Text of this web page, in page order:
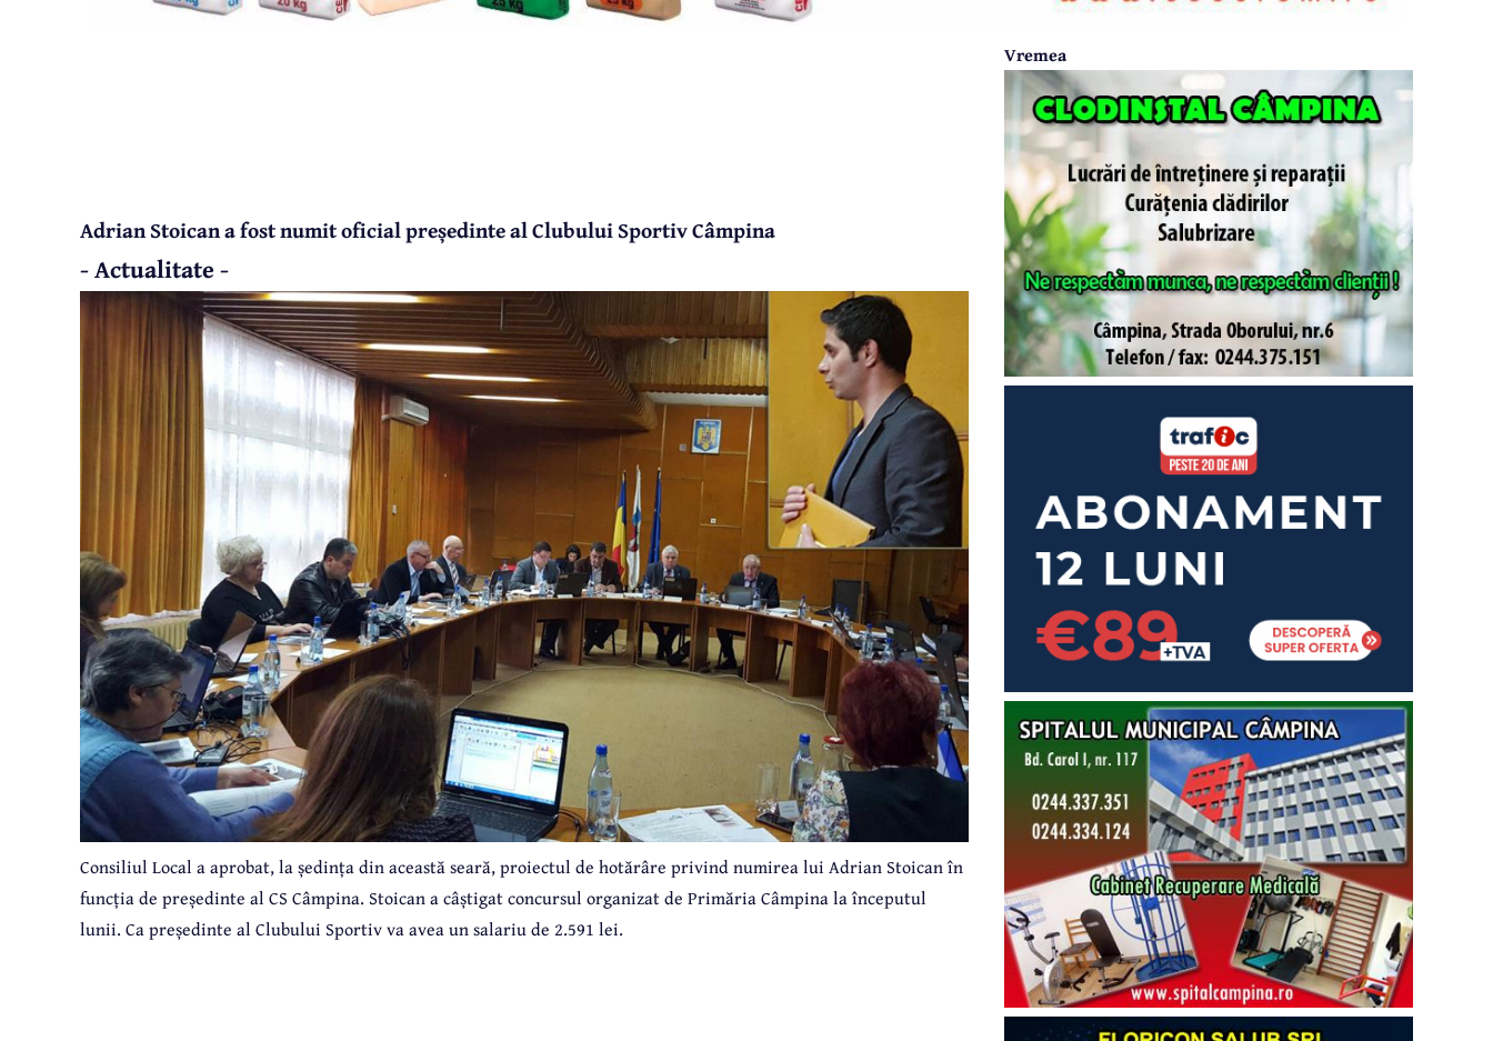
Adrian Stoican a fost numit oficial președinte al Clubului Sportiv Câmpina
- Actualitate -
Consiliul Local a aprobat, la ședința din această seară, proiectul de hotărâre privind numirea lui Adrian Stoican în
funcția de președinte al CS Câmpina. Stoican a câștigat concursul organizat de Primăria Câmpina la începutul
lunii. Ca președinte al Clubului Sportiv va avea un salariu de 2.591 lei.
Vremea